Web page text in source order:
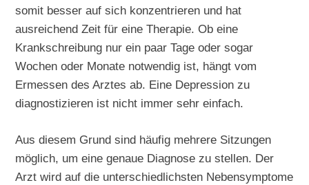
somit besser auf sich konzentrieren und hat
ausreichend Zeit für eine Therapie. Ob eine
Krankschreibung nur ein paar Tage oder sogar
Wochen oder Monate notwendig ist, hängt vom
Ermessen des Arztes ab. Eine Depression zu
diagnostizieren ist nicht immer sehr einfach.
Aus diesem Grund sind häufig mehrere Sitzungen
möglich, um eine genaue Diagnose zu stellen. Der
Arzt wird auf die unterschiedlichsten Nebensymptome